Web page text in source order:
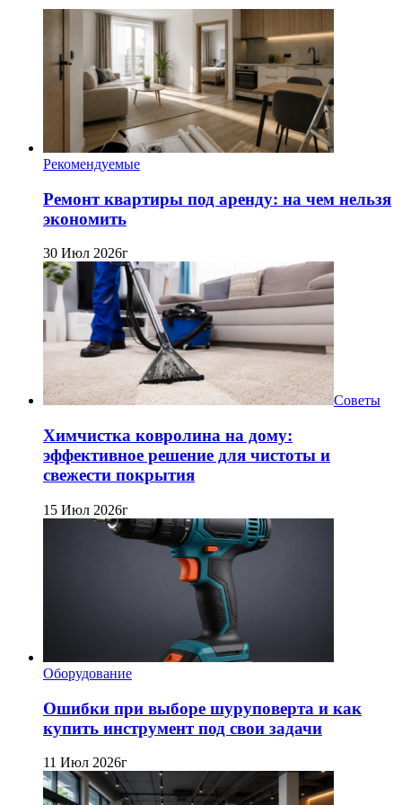
Рекомендуемые
Ремонт квартиры под аренду: на чем нельзя
экономить
30 Июл 2026г
Советы
Химчистка ковролина на дому:
эффективное решение для чистоты и
свежести покрытия
15 Июл 2026г
Оборудование
Ошибки при выборе шуруповерта и как
купить инструмент под свои задачи
11 Июл 2026г